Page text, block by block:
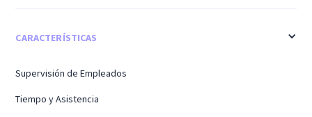
CARACTERÍSTICAS
Supervisión de Empleados
Tiempo y Asistencia